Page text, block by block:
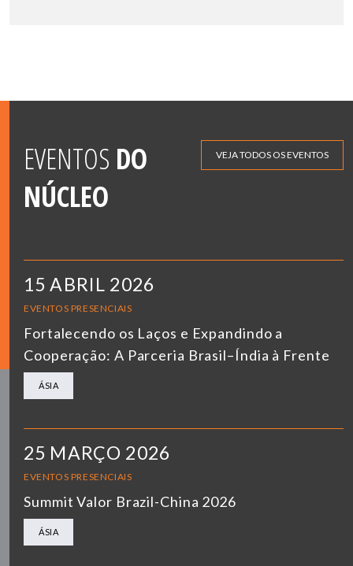
EVENTOS DO
NÚCLEO
VEJA TODOS OS EVENTOS
15 ABRIL 2026
EVENTOS PRESENCIAIS
Fortalecendo os Laços e Expandindo a
Cooperação: A Parceria Brasil–Índia à Frente
ÁSIA
25 MARÇO 2026
EVENTOS PRESENCIAIS
Summit Valor Brazil-China 2026
ÁSIA